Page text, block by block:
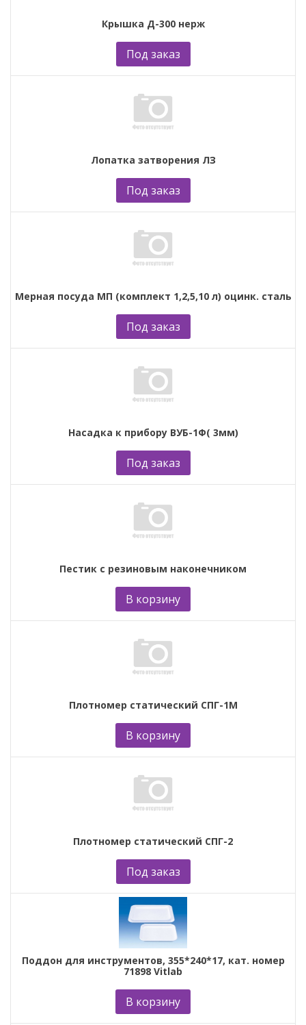
Крышка Д-300 нерж
Под заказ
Лопатка затворения ЛЗ
Под заказ
Мерная посуда МП (комплект 1,2,5,10 л) оцинк. сталь
Под заказ
Насадка к прибору ВУБ-1Ф( 3мм)
Под заказ
Пестик с резиновым наконечником
В корзину
Плотномер статический СПГ-1М
В корзину
Плотномер статический СПГ-2
Под заказ
Поддон для инструментов, 355*240*17, кат. номер
71898 Vitlab
В корзину